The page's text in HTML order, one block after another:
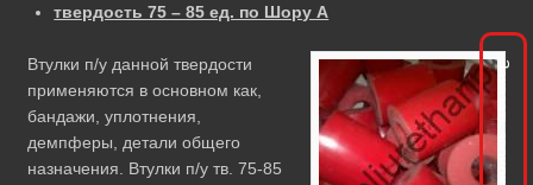
твердость 75 – 85 ед. по Шору А
Втулки п/у данной твердости
применяются в основном как,
бандажи, уплотнения,
демпферы, детали общего
назначения. Втулки п/у тв. 75-85
Заказать звонок